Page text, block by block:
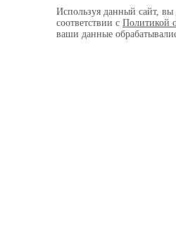
Используя данный сайт, вы
соответствии с Политикой
ваши данные